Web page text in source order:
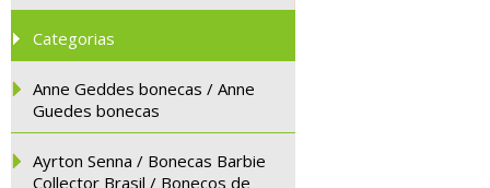
Categorias
Anne Geddes bonecas / Anne
Guedes bonecas
Ayrton Senna / Bonecas Barbie
Collector Brasil / Bonecos de